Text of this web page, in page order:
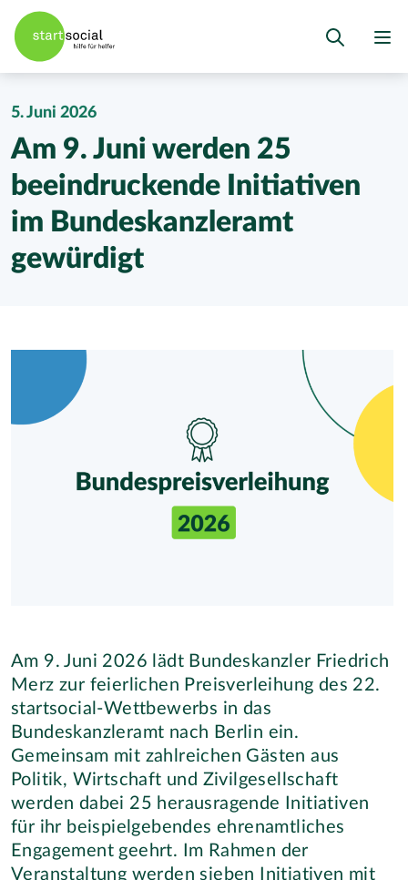
5. Juni 2026
Am 9. Juni werden 25
beeindruckende Initiativen
im Bundeskanzleramt
gewürdigt
Am 9. Juni 2026 lädt Bundeskanzler Friedrich
Merz zur feierlichen Preisverleihung des 22.
startsocial-Wettbewerbs in das
Bundeskanzleramt nach Berlin ein.
Gemeinsam mit zahlreichen Gästen aus
Politik, Wirtschaft und Zivilgesellschaft
werden dabei 25 herausragende Initiativen
für ihr beispielgebendes ehrenamtliches
Engagement geehrt. Im Rahmen der
Veranstaltung werden sieben Initiativen mit